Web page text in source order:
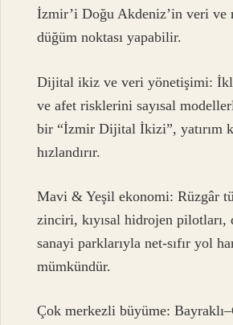
İzmir’i Doğu Akdeniz’in veri ve
düğüm noktası yapabilir.
Dijital ikiz ve veri yönetişimi:
ve afet risklerini sayısal
bir “İzmir Dijital İkizi”, yatırım
hızlandırır.
Mavi & Yeşil ekonomi: Rüzgâr
zinciri, kıyısal hidrojen pilotları,
sanayi parklarıyla net-sıfır yol
mümkündür.
Çok merkezli büyüme: